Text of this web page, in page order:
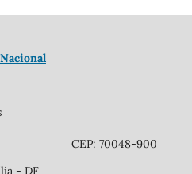
Ministerios
900
- DF